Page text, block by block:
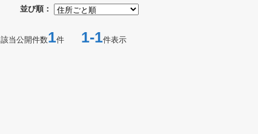
並び順：
該当公開件数1件 1-1件表示